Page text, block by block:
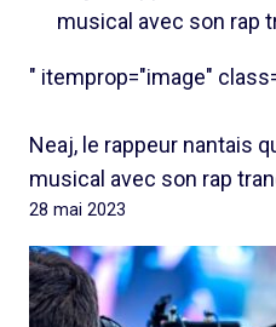
musical avec son rap
" itemprop="image"
Neaj, le rappeur nantais
musical avec son rap
28 mai 2023